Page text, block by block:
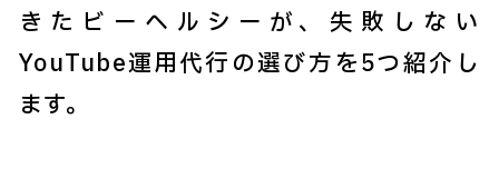
きたビーヘルシーが、失敗しない
YouTube運用代行の選び方を5つ紹介し
ます。